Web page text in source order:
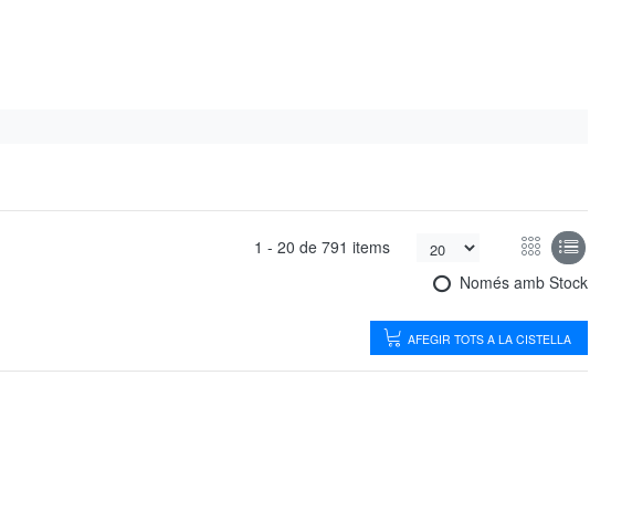
1 - 20 de 791 items
Només amb Stock
AFEGIR TOTS A LA CISTELLA